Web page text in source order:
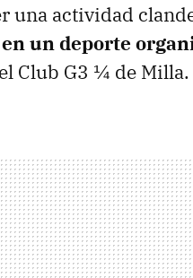
una actividad
un deporte
Club G3 ¼ de Milla.